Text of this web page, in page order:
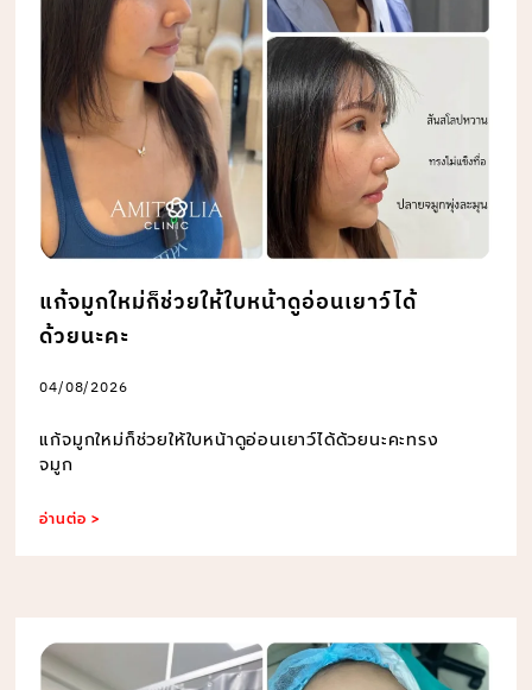
แก้จมูกใหม่ก็ช่วยให้ใบหน้าดูอ่อนเยาว์ได้
ด้วยนะคะ
04/08/2026
แก้จมูกใหม่ก็ช่วยให้ใบหน้าดูอ่อนเยาว์ได้ด้วยนะคะทรง
จมูก
อ่านต่อ >